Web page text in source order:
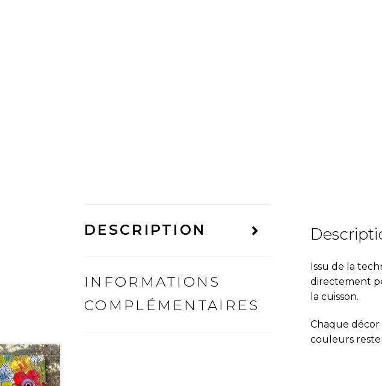
DESCRIPTION
INFORMATIONS
COMPLÉMENTAIRES
Issu de la
directement
la cuisson.
Chaque
couleurs